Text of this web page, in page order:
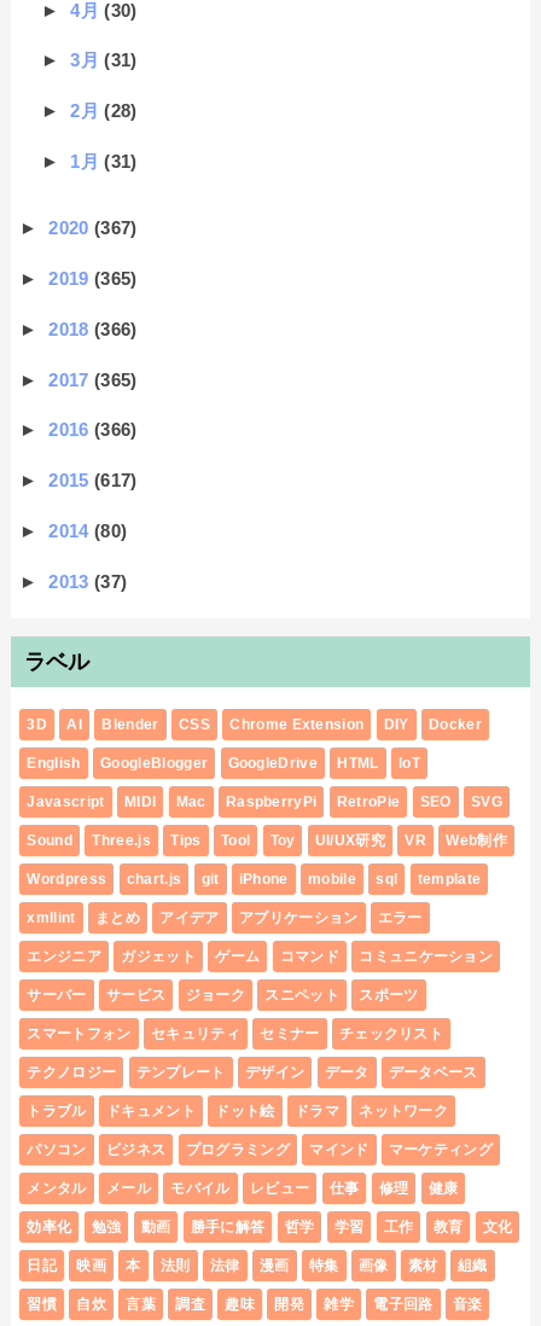
►4月(30)
►3月(31)
►2月(28)
► 1月(31)
►2020(367)
►2019(365)
►2018(366)
►2017(365)
►2016(366)
►2015(617)
►2014(80)
►2013(37)
ラベル
3D AI Blender CSS Chrome Extension DIY Docker
English GoogleBlogger GoogleDrive HTML IoT
Javascript MIDI Mac RaspberryPi RetroPie SEO SVG
Sound Three.js Tips Tool Toy UI/UX研究 VR Web制作
Wordpress chart.js git iPhone mobile sql template
xmllint まとめ アイデア アプリケーション エラー
エンジニア ガジェット ゲーム コマンド コミュニケーション
サーバー サービス ジョーク スニペット スポーツ
スマートフォン セキュリティ セミナー チェックリスト
テクノロジー テンプレート デザイン データ データベース
トラブル ドキュメント ドット絵 ドラマ ネットワーク
パソコン ビジネス プログラミング マインド マーケティング
メンタル メール モバイル レビュー 仕事 修理 健康
効率化 勉強 動画 勝手に解答 哲学 学習 工作 教育 文化
日記 映画 本 法則 法律 漫画 特集 画像 素材 組織
習慣 自炊 言葉 調査 趣味 開発 雑学 電子回路 音楽